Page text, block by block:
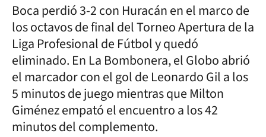
Boca perdió 3-2 con Huracán en el marco de
los octavos de final del Torneo Apertura de la
Liga Profesional de Fútbol y quedó
eliminado. En La Bombonera, el Globo abrió
el marcador con el gol de Leonardo Gil a los
5 minutos de juego mientras que Milton
Giménez empató el encuentro a los 42
minutos del complemento.